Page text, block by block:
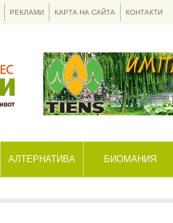
АЛТЕРНАТИВА БИОМАНИЯ
РЕКЛАМИ КАРТА НА САЙТА КОНТАКТИ